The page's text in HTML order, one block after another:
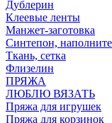
Дублерин
Клеевые ленты
Манжет-заготовка
Синтепон,
Ткань, сетка
Флизелин
ПРЯЖА
ЛЮБЛЮ ВЯЗАТЬ
Пряжа для игрушек
Пряжа для корзинок